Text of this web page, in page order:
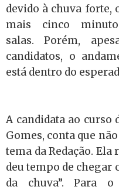
devido à chuva forte,
mais cinco
salas. Porém,
candidatos, o
está dentro do
A candidata ao curso
Gomes, conta que
tema da Redação. Ela
deu tempo de chegar
da chuva”. Para